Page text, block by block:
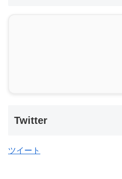
Twitter
ツイート